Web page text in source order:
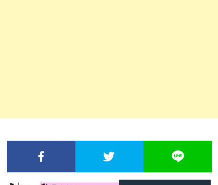
FACEBOOKでシェア TWITTERでシェア